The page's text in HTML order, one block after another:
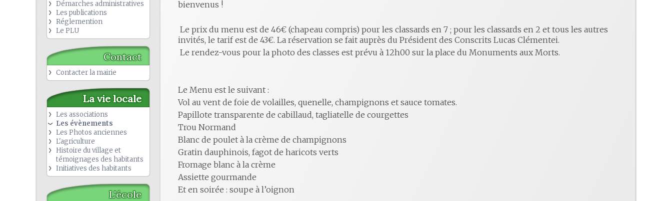
Démarches administratives
Les publications
Réglemention
Le PLU
Contact
Contacter la mairie
La vie locale
Les associations
Les évènements
Les Photos anciennes
L'agriculture
Histoire du village et
témoignages des habitants
Initiatives des habitants
L'école
bienvenus !
Le prix du menu est de 46€ (chapeau compris) pour les classards en 7 ; pour les classards en 2 et tous les autres
invités, le tarif est de 43€. La réservation se fait auprès du Président des Conscrits Lucas Clémentei.
Le rendez-vous pour la photo des classes est prévu à 12h00 sur la place du Monuments aux Morts.
Le Menu est le suivant :
Vol au vent de foie de volailles, quenelle, champignons et sauce tomates.
Papillote transparente de cabillaud, tagliatelle de courgettes
Trou Normand
Blanc de poulet à la crème de champignons
Gratin dauphinois, fagot de haricots verts
Fromage blanc à la crème
Assiette gourmande
Et en soirée : soupe à l’oignon